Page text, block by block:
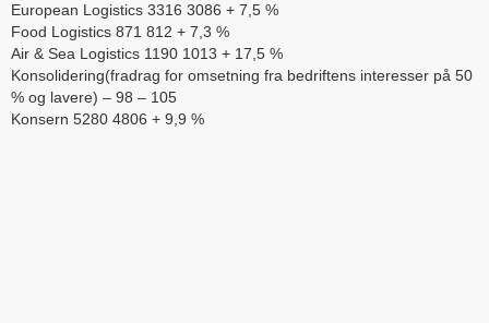
European Logistics 3316 3086 + 7,5 %
Food Logistics 871 812 + 7,3 %
Air & Sea Logistics 1190 1013 + 17,5 %
Konsolidering(fradrag for omsetning fra bedriftens interesser på 50
% og lavere) – 98 – 105
Konsern 5280 4806 + 9,9 %